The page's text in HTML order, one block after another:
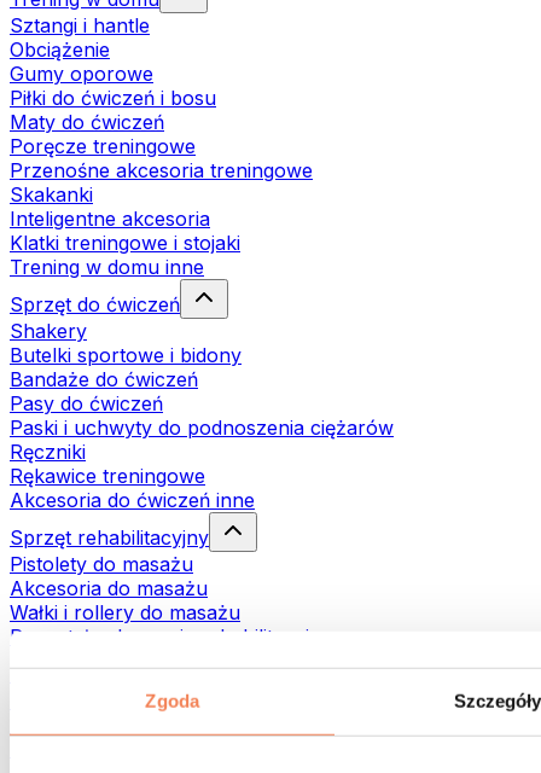
Zgoda Szczegóły
Sztangi i hantle
Obciążenie
Gumy oporowe
Piłki do ćwiczeń i bosu
Maty do ćwiczeń
Poręcze treningowe
Przenośne akcesoria treningowe
Skakanki
Inteligentne akcesoria
Klatki treningowe i stojaki
Trening w domu inne
Sprzęt do ćwiczeń
Shakery
Butelki sportowe i bidony
Bandaże do ćwiczeń
Pasy do ćwiczeń
Paski i uchwyty do podnoszenia ciężarów
Ręczniki
Rękawice treningowe
Akcesoria do ćwiczeń inne
Sprzęt rehabilitacyjny
Pistolety do masażu
Akcesoria do masażu
Wałki i rollery do masażu
Pozostałe akcesoria rehabilitacyjne
Torby i plecaki
Torby na żywność i akcesoria